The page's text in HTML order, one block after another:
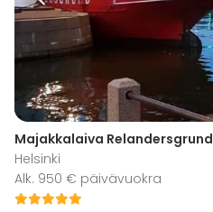
Majakkalaiva Relandersgrund
Helsinki
Alk. 950 € päivävuokra